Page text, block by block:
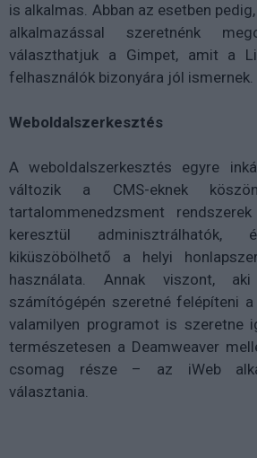
is alkalmas. Abban az esetben
alkalmazással szeretnénk
választhatjuk a Gimpet, amit a
felhasználók bizonyára jól ismernek.
Weboldalszerkesztés
A weboldalszerkesztés egyre
változik a CMS-eknek
tartalommenedzsment
keresztül
kiküszöbölhető a helyi
használata. Annak viszont,
számítógépén szeretné felépíteni
valamilyen programot is szeretne
természetesen a Deamweaver
csomag része – az iWeb
választania.